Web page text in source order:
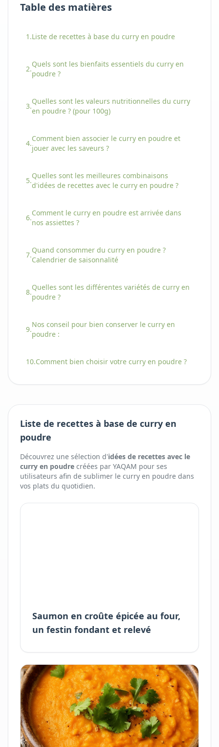
Table des matières
1.Liste de recettes à base du curry en poudre
2.
Quels sont les bienfaits essentiels du curry en
poudre ?
3.
Quelles sont les valeurs nutritionnelles du curry
en poudre ? (pour 100g)
4.
Comment bien associer le curry en poudre et
jouer avec les saveurs ?
5.
Quelles sont les meilleures combinaisons
d'idées de recettes avec le curry en poudre ?
6.
Comment le curry en poudre est arrivée dans
nos assiettes ?
7.
Quand consommer du curry en poudre ?
Calendrier de saisonnalité
8.
Quelles sont les différentes variétés de curry en
poudre ?
9.
Nos conseil pour bien conserver le curry en
poudre :
10.Comment bien choisir votre curry en poudre ?
Liste de recettes à base de curry en
poudre
Découvrez une sélection d'idées de recettes avec le
curry en poudre créées par YAQAM pour ses
utilisateurs afin de sublimer le curry en poudre dans
vos plats du quotidien.
Saumon en croûte épicée au four,
un festin fondant et relevé